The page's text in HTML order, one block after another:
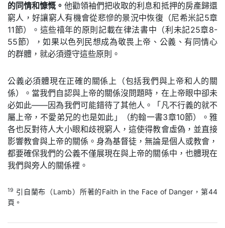
的同情和慷慨。 他勸領袖們把收取的利息和抵押的房產歸還
窮人，好讓窮人有機會從悲慘的景況中恢復（尼希米記5章
11節）。這些禧年的原則記載在律法書中（利未記25章8-
55節），如果以色列民想成為敬畏上帝、公義、有同情心
的群體，就必須遵守這些原則。
公義必須體現在正確的關係上（包括我們與上帝和人的關
係）。當我們自認與上帝的關係沒問題時，在上帝眼中卻未
必如此——因為我們可能錯待了其他人。「凡不行義的就不
屬上帝，不愛弟兄的也是如此」（約翰一書3章10節）。雅
各也反對待人大小眼和歧視窮人，這使得教會虛偽，並直接
影響教會與上帝的關係。身為基督徒，無論是個人或教會，
都要確保我們的公義不僅展現在與上帝的關係中，也體現在
我們與旁人的關係裡。
19 引自蘭布（Lamb）所著的Faith in the Face of Danger，第44
頁。